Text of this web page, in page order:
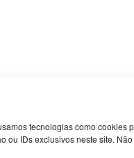
tecnologias como
ou IDs exclusivos neste site.